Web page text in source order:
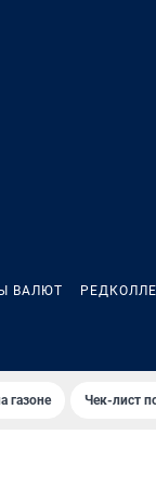
ВАЛЮТ
газоне Чек-лист